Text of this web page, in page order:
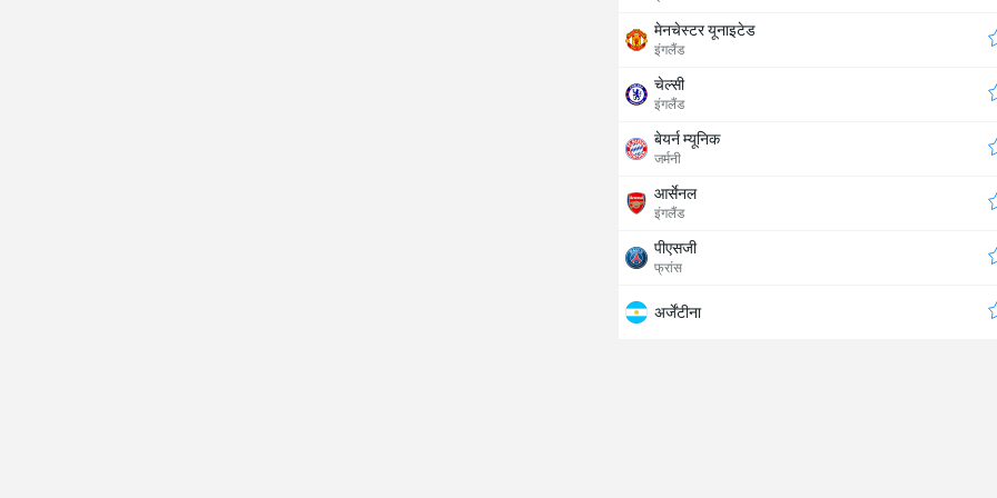
मेनचेस्टर यूनाइटेड
इंगलैंड
चेल्सी
इंगलैंड
बेयर्न म्यूनिक
जर्मनी
आर्सेनल
इंगलैंड
पीएसजी
फ्रांस
अर्जेंटीना